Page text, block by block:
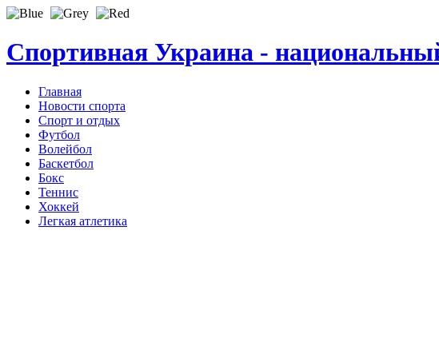
Спортивная Украина -
Главная
Новости спорта
Спорт и отдых
Футбол
Волейбол
Баскетбол
Бокс
Теннис
Хоккей
Легкая атлетика